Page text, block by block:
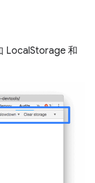
LocalStorage 和